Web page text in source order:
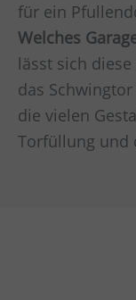
für ein
Welches
lässt sich
das
die vielen
Torfüllung und